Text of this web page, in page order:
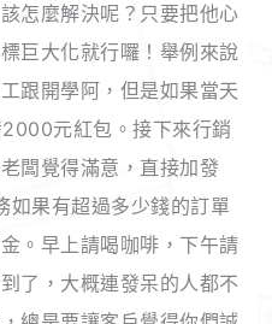
怎麼解決呢？只要把他心
巨大化就行囉！舉例來說
跟開學阿，但是如果當天
元紅包。接下來行銷
闆覺得滿意，直接加發
果有超過多少錢的訂單
。早上請喝咖啡，下午請
了，大概連發呆的人都不